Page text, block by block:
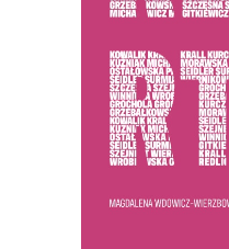
69.00zł